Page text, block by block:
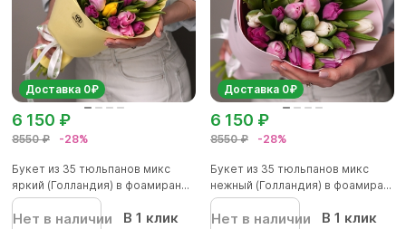
Доставка 0₽
8550 ₽ -28%
6 150 ₽
Букет из 35 тюльпанов микс
яркий (Голландия) в фоамиран...
Нет в наличии В 1 клик
Доставка 0₽
8550 ₽ -28%
6 150 ₽
Букет из 35 тюльпанов микс
нежный (Голландия) в фоамира...
Нет в наличии В 1 клик